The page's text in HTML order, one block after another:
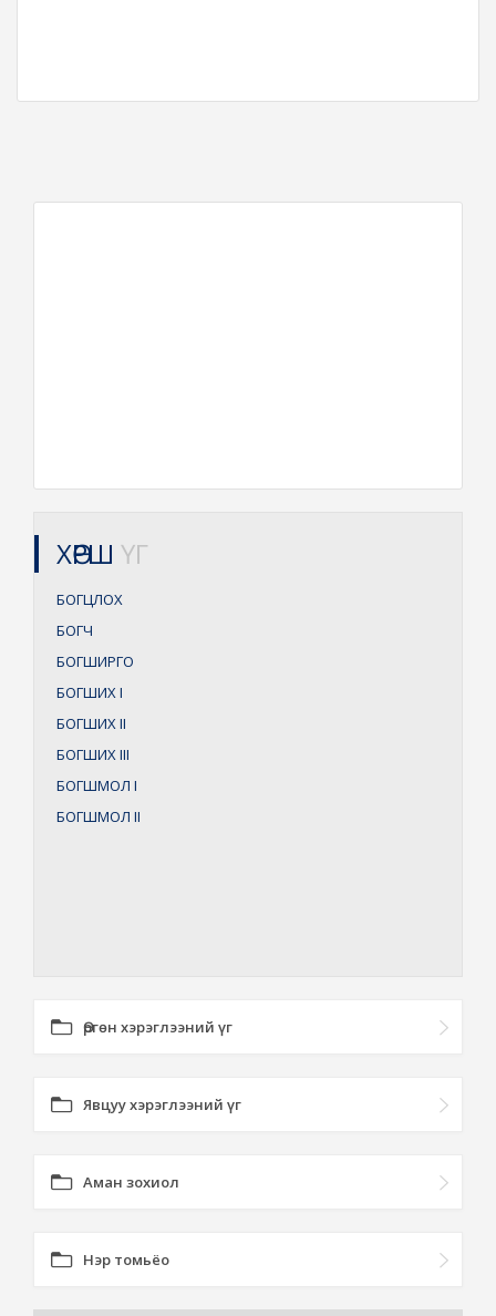
ХӨРШ ҮГ
БОГЦЛОХ
БОГЧ
БОГШИРГО
БОГШИХI
БОГШИХII
БОГШИХIII
БОГШМОЛ I
БОГШМОЛ II
Өргөн хэрэглээний үг
Явцуу хэрэглээний үг
Аман зохиол
Нэр томьёо